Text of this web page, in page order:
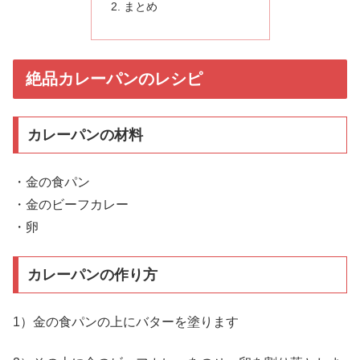
まとめ
絶品カレーパンのレシピ
カレーパンの材料
・金の食パン
・金のビーフカレー
・卵
カレーパンの作り方
1）金の食パンの上にバターを塗ります